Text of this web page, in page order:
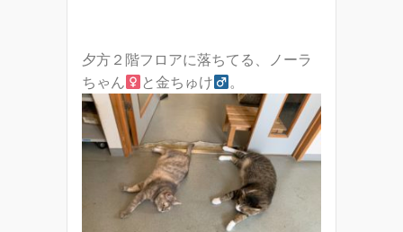
夕方２階フロアに落ちてる、ノーラ
ちゃん
と金ちゅけ 。